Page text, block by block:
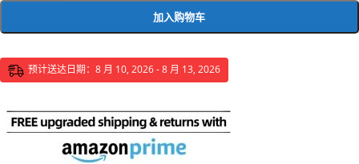
加入购物车
预计送达日期：8 月 10, 2026 - 8 月 13, 2026